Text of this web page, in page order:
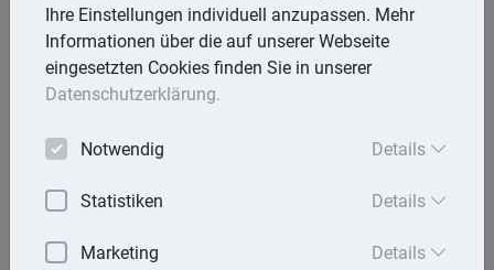
Lexika
Volltext-Suche in den Lexika
Ihre Einstellungen individuell anzupassen. Mehr
Informationen über die auf unserer Webseite
eingesetzten Cookies finden Sie in unserer
Datenschutzerklärung.
Notwendig Details
Statistiken Details
Marketing Details